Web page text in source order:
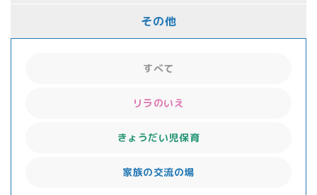
その他
すべて
リラのいえ
きょうだい児保育
家族の交流の場